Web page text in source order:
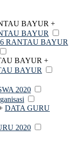
BAYUR +
BAYUR
RANTAU BAYUR
BAYUR +
BAYUR
2020
DATA GURU
2020